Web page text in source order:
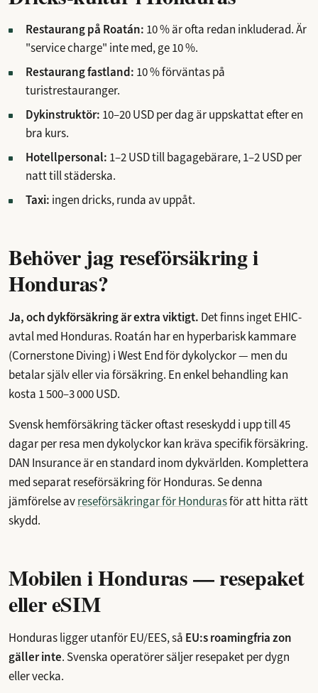
Restaurang på Roatán: 10 % är ofta redan inkluderad. Är
"service charge" inte med, ge 10 %.
Restaurang fastland: 10 % förväntas på
turistrestauranger.
Dykinstruktör: 10–20 USD per dag är uppskattat efter en
bra kurs.
Hotellpersonal: 1–2 USD till bagagebärare, 1–2 USD per
natt till städerska.
Taxi: ingen dricks, runda av uppåt.
Behöver jag reseförsäkring i
Honduras?
Ja, och dykförsäkring är extra viktigt. Det finns inget EHIC-
avtal med Honduras. Roatán har en hyperbarisk kammare
(Cornerstone Diving) i West End för dykolyckor — men du
betalar själv eller via försäkring. En enkel behandling kan
kosta 1 500–3 000 USD.
Svensk hemförsäkring täcker oftast reseskydd i upp till 45
dagar per resa men dykolyckor kan kräva specifik försäkring.
DAN Insurance är en standard inom dykvärlden. Komplettera
med separat reseförsäkring för Honduras. Se denna
jämförelse avreseförsäkringar för Hondurasför att hitta rätt
skydd.
Mobilen i Honduras — resepaket
eller eSIM
Honduras ligger utanför EU/EES, så EU:s roamingfria zon
gäller inte. Svenska operatörer säljer resepaket per dygn
eller vecka.